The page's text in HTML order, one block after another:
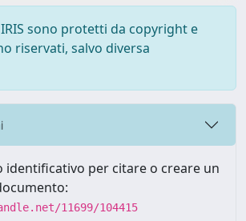
sono protetti da copyright e
riservati, salvo diversa
identificativo per citare o creare un
11699/104415